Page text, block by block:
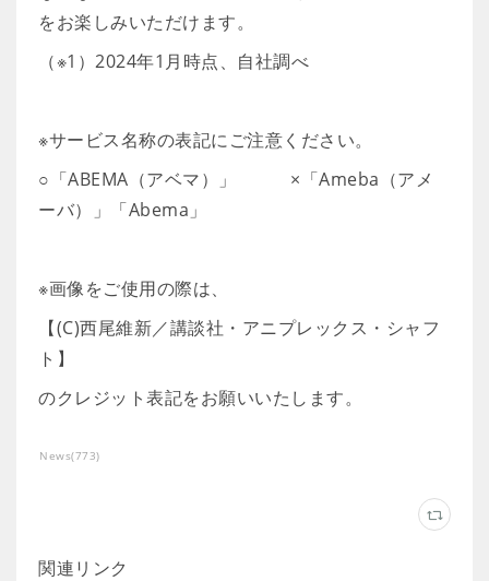
をお楽しみいただけます。
（※1）2024年1月時点、自社調べ
※サービス名称の表記にご注意ください。
○「ABEMA（アベマ）」 ×「Ameba（アメ
ーバ）」「Abema」
※画像をご使用の際は、
【(C)西尾維新／講談社・アニプレックス・シャフ
ト】
のクレジット表記をお願いいたします。
News(773)
関連リンク